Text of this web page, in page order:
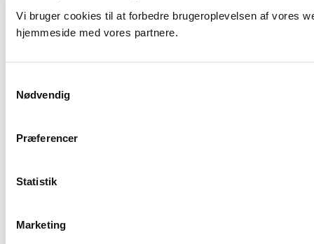
Vi bruger cookies til at forbedre brugeroplevelsen af vores
hjemmeside med vores partnere.
Nødvendig
Præferencer
Statistik
Marketing